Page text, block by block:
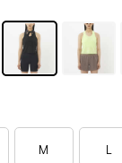
M L